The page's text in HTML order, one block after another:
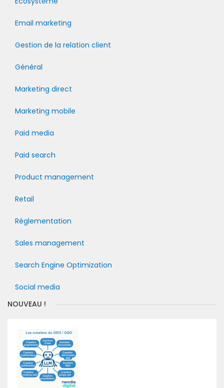
Email marketing
Gestion de la relation client
Général
Marketing direct
Marketing mobile
Paid media
Paid search
Product management
Retail
Réglementation
Sales management
Search Engine Optimization
Social media
NOUVEAU !